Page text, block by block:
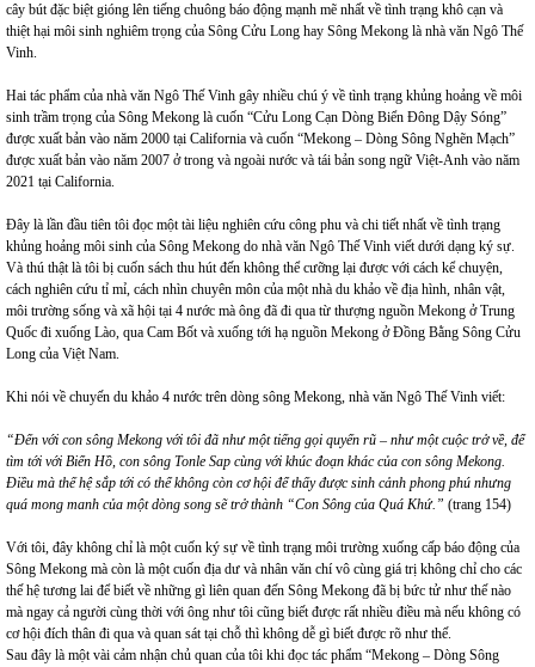
cây bút đặc biệt gióng lên tiếng chuông báo động mạnh mẽ nhất về tình trạng khô cạn và
thiệt hại môi sinh nghiêm trọng của Sông Cửu Long hay Sông Mekong là nhà văn Ngô Thế
Vinh.
Hai tác phẩm của nhà văn Ngô Thế Vinh gây nhiều chú ý về tình trạng khủng hoảng về môi
sinh trầm trọng của Sông Mekong là cuốn “Cửu Long Cạn Dòng Biển Đông Dậy Sóng”
được xuất bản vào năm 2000 tại California và cuốn “Mekong – Dòng Sông Nghẽn Mạch”
được xuất bản vào năm 2007 ở trong và ngoài nước và tái bản song ngữ Việt-Anh vào năm
2021 tại California.
Đây là lần đầu tiên tôi đọc một tài liệu nghiên cứu công phu và chi tiết nhất về tình trạng
khủng hoảng môi sinh của Sông Mekong do nhà văn Ngô Thế Vinh viết dưới dạng ký sự.
Và thú thật là tôi bị cuốn sách thu hút đến không thể cưỡng lại được với cách kể chuyện,
cách nghiên cứu tỉ mỉ, cách nhìn chuyên môn của một nhà du khảo về địa hình, nhân vật,
môi trường sống và xã hội tại 4 nước mà ông đã đi qua từ thượng nguồn Mekong ở Trung
Quốc đi xuống Lào, qua Cam Bốt và xuống tới hạ nguồn Mekong ở Đồng Bằng Sông Cửu
Long của Việt Nam.
Khi nói về chuyến du khảo 4 nước trên dòng sông Mekong, nhà văn Ngô Thế Vinh viết:
“Đến với con sông Mekong với tôi đã như một tiếng gọi quyến rũ – như một cuộc trở về, để
tìm tới với Biển Hồ, con sông Tonle Sap cùng với khúc đoạn khác của con sông Mekong.
Điều mà thế hệ sắp tới có thể không còn cơ hội để thấy được sinh cảnh phong phú nhưng
quá mong manh của một dòng song sẽ trở thành “Con Sông của Quá Khứ.” (trang 154)
Với tôi, đây không chỉ là một cuốn ký sự về tình trạng môi trường xuống cấp báo động của
Sông Mekong mà còn là một cuốn địa dư và nhân văn chí vô cùng giá trị không chỉ cho các
thế hệ tương lai để biết về những gì liên quan đến Sông Mekong đã bị bức tử như thế nào
mà ngay cả người cùng thời với ông như tôi cũng biết được rất nhiều điều mà nếu không có
cơ hội đích thân đi qua và quan sát tại chỗ thì không dễ gì biết được rõ như thế.
Sau đây là một vài cảm nhận chủ quan của tôi khi đọc tác phẩm “Mekong – Dòng Sông